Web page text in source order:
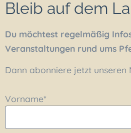
Bleib auf dem
Du möchtest regelmäßig
Veranstaltungen rund ums
Dann abonniere jetzt unseren
Vorname*